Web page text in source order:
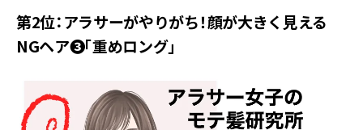
第2位：アラサーがやりがち！顔が大きく見える
NGヘア❸「重めロング」